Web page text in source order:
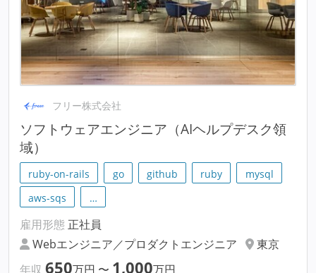
フリー株式会社
ソフトウェアエンジニア（AIヘルプデスク領
域）
ruby-on-rails go github ruby
mysql
aws-sqs
…
雇用形態 正社員
Webエンジニア／プロダクトエンジニア
東京
年収 650万円 〜 1,000万円